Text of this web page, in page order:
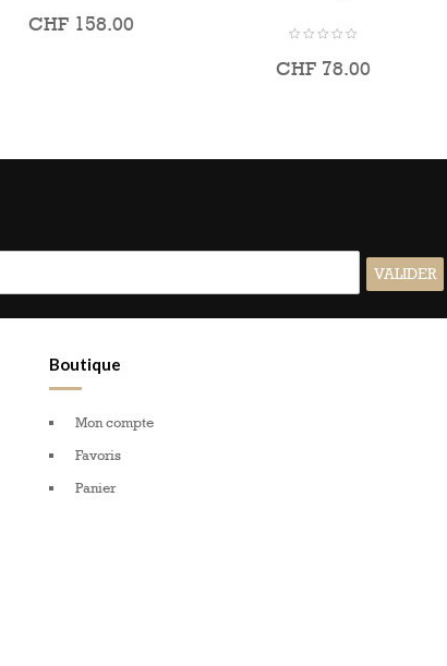
CHF158.00
CHF78.00
Boutique
Mon compte
Favoris
Panier